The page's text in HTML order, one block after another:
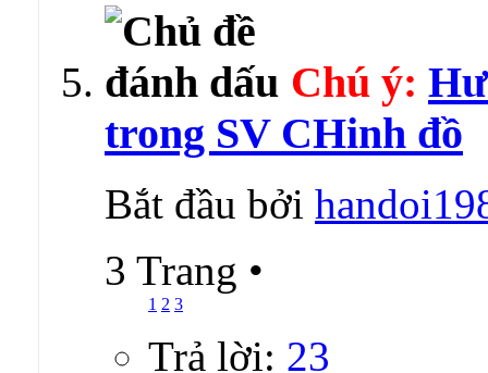
Chú ý:
trong SV CHinh đồ
Bắt đầu bởi
3 Trang •
1 2 3
Trả lời: 23